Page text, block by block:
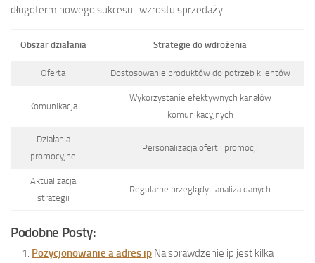
długoterminowego sukcesu i wzrostu sprzedaży.
Obszar działania Strategie do wdrożenia
Oferta Dostosowanie produktów do potrzeb klientów
Komunikacja
Wykorzystanie efektywnych kanałów
komunikacyjnych
Działania
promocyjne
Personalizacja ofert i promocji
Aktualizacja
strategii
Regularne przeglądy i analiza danych
Podobne Posty:
Pozycjonowanie a adres ip Na sprawdzenie ip jest kilka